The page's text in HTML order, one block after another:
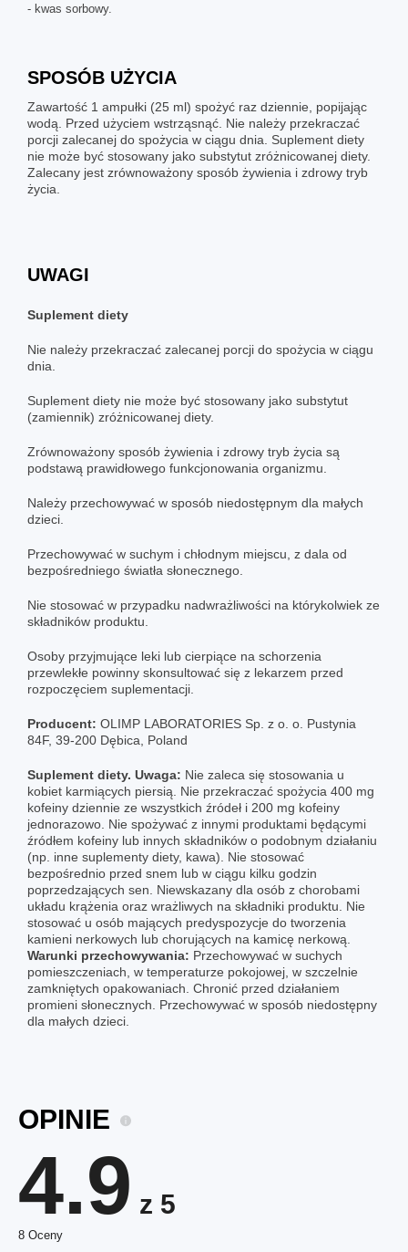
- kwas sorbowy.
SPOSÓB UŻYCIA
Zawartość 1 ampułki (25 ml) spożyć raz dziennie, popijając
wodą. Przed użyciem wstrząsnąć. Nie należy przekraczać
porcji zalecanej do spożycia w ciągu dnia. Suplement diety
nie może być stosowany jako substytut zróżnicowanej diety.
Zalecany jest zrównoważony sposób żywienia i zdrowy tryb
życia.
UWAGI
Suplement diety
Nie należy przekraczać zalecanej porcji do spożycia w ciągu
dnia.
Suplement diety nie może być stosowany jako substytut
(zamiennik) zróżnicowanej diety.
Zrównoważony sposób żywienia i zdrowy tryb życia są
podstawą prawidłowego funkcjonowania organizmu.
Należy przechowywać w sposób niedostępnym dla małych
dzieci.
Przechowywać w suchym i chłodnym miejscu, z dala od
bezpośredniego światła słonecznego.
Nie stosować w przypadku nadwrażliwości na którykolwiek ze
składników produktu.
Osoby przyjmujące leki lub cierpiące na schorzenia
przewlekłe powinny skonsultować się z lekarzem przed
rozpoczęciem suplementacji.
Producent: OLIMP LABORATORIES Sp. z o. o. Pustynia
84F, 39-200 Dębica, Poland
Suplement diety. Uwaga: Nie zaleca się stosowania u
kobiet karmiących piersią. Nie przekraczać spożycia 400 mg
kofeiny dziennie ze wszystkich źródeł i 200 mg kofeiny
jednorazowo. Nie spożywać z innymi produktami będącymi
źródłem kofeiny lub innych składników o podobnym działaniu
(np. inne suplementy diety, kawa). Nie stosować
bezpośrednio przed snem lub w ciągu kilku godzin
poprzedzających sen. Niewskazany dla osób z chorobami
układu krążenia oraz wrażliwych na składniki produktu. Nie
stosować u osób mających predyspozycje do tworzenia
kamieni nerkowych lub chorujących na kamicę nerkową.
Warunki przechowywania: Przechowywać w suchych
pomieszczeniach, w temperaturze pokojowej, w szczelnie
zamkniętych opakowaniach. Chronić przed działaniem
promieni słonecznych. Przechowywać w sposób niedostępny
dla małych dzieci.
OPINIE
4.9 z 5
8 Oceny